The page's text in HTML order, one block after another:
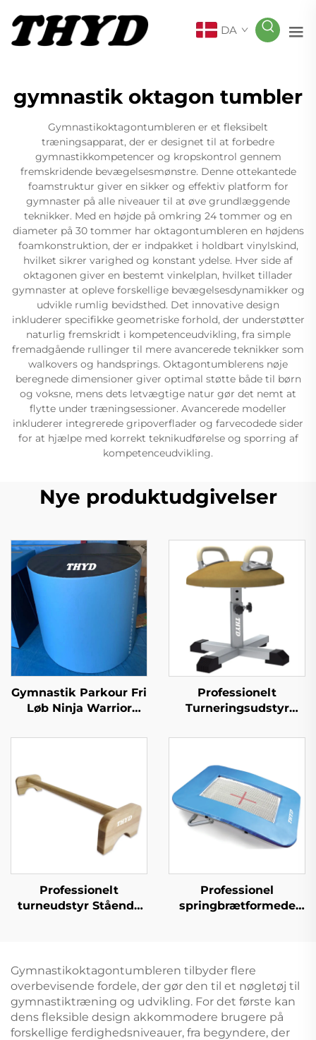
DA
gymnastik oktagon tumbler
Gymnastikoktagontumbleren er et fleksibelt
træningsapparat, der er designet til at forbedre
gymnastikkompetencer og kropskontrol gennem
fremskridende bevægelsesmønstre. Denne ottekantede
foamstruktur giver en sikker og effektiv platform for
gymnaster på alle niveauer til at øve grundlæggende
teknikker. Med en højde på omkring 24 tommer og en
diameter på 30 tommer har oktagontumbleren en højdens
foamkonstruktion, der er indpakket i holdbart vinylskind,
hvilket sikrer varighed og konstant ydelse. Hver side af
oktagonen giver en bestemt vinkelplan, hvilket tillader
gymnaster at opleve forskellige bevægelsesdynamikker og
udvikle rumlig bevidsthed. Det innovative design
inkluderer specifikke geometriske forhold, der understøtter
naturlig fremskridt i kompetenceudvikling, fra simple
fremadgående rullinger til mere avancerede teknikker som
walkovers og handsprings. Oktagontumblerens nøje
beregnede dimensioner giver optimal støtte både til børn
og voksne, mens dets letvægtige natur gør det nemt at
flytte under træningsessioner. Avancerede modeller
inkluderer integrerede gripoverflader og farvecodede sider
for at hjælpe med korrekt teknikudførelse og sporring af
kompetenceudvikling.
Nye produktudgivelser
Gymnastik Parkour Fri
Løb Ninja Warrior
Matte til Børns Sport &
Professionelt
Turneringsudstyr
Svamplærer til Turner
Professionelt
turneudstyr Stående
Professionel
springbrætformede
Gymnastikoktagontumbleren tilbyder flere
overbevisende fordele, der gør den til et nøgletøj til
gymnastiktræning og udvikling. For det første kan
dens fleksible design akkommodere brugere på
forskellige ferdighedsniveauer, fra begyndere, der